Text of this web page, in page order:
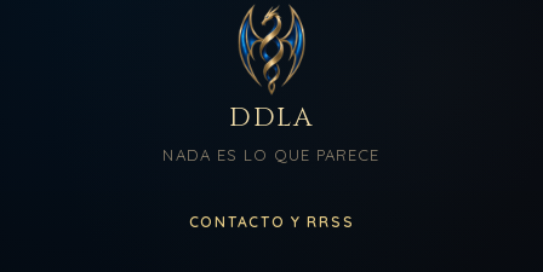
DDLA
NADA ES LO QUE PARECE
CONTACTO Y RRSS